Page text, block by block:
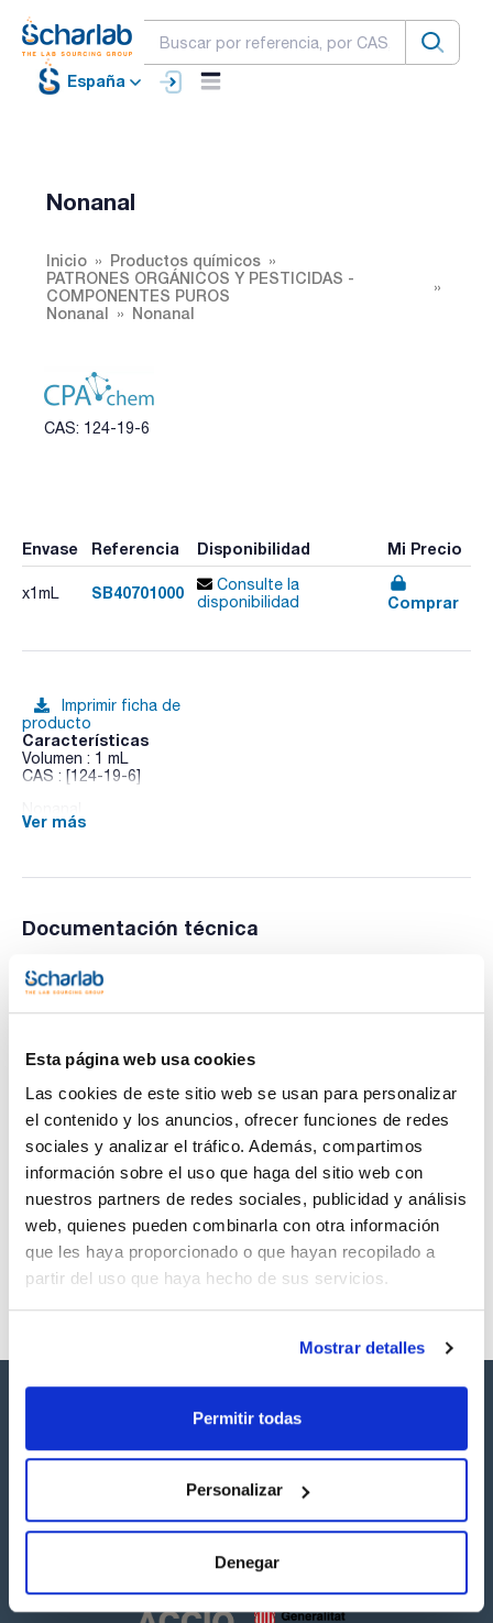
Esta página web usa cookies
Las cookies de este sitio web se usan para personalizar
el contenido y los anuncios, ofrecer funciones de redes
sociales y analizar el tráfico. Además, compartimos
información sobre el uso que haga del sitio web con
nuestros partners de redes sociales, publicidad y análisis
web, quienes pueden combinarla con otra información
que les haya proporcionado o que hayan recopilado a
partir del uso que haya hecho de sus servicios.
Mostrar detalles
Permitir todas
Personalizar
Denegar
España
Nonanal
Inicio
Productos químicos
PATRONES ORGÁNICOS Y PESTICIDAS -
COMPONENTES PUROS
Nonanal
Nonanal
CAS: 124-19-6
Envase Referencia Disponibilidad Mi Precio
x1mL SB40701000
Consulte la
disponibilidad
Comprar
Imprimir ficha de
producto
Características
Volumen : 1 mL
CAS : [124-19-6]
Ver más
Documentación técnica
TDS / Ficha técnica
Regístrate para
Regístrate para
descargas
productos marca Scharlau habitualmente en stock,
listos para una entrega inmediata.